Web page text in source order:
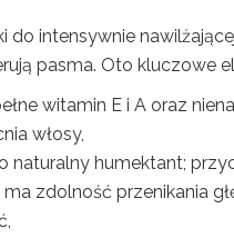
do intensywnie
pasma. Oto kluczowe
witamin E i A oraz
włosy,
naturalny humektant;
ma zdolność przenikania